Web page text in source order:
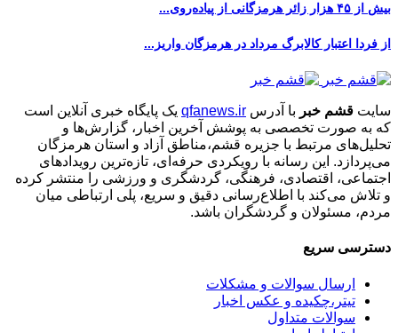
بیش از ۴۵ هزار زائر هرمزگانی از پیاده‌روی...
از فردا اعتبار کالابرگ مرداد در هرمزگان واریز...
سایت قشم خبر با آدرس qfanews.ir یک پایگاه خبری آنلاین است
که به صورت تخصصی به پوشش آخرین اخبار، گزارش‌ها و
تحلیل‌های مرتبط با جزیره قشم،مناطق آزاد و استان هرمزگان
می‌پردازد. این رسانه با رویکردی حرفه‌ای، تازه‌ترین رویدادهای
اجتماعی، اقتصادی، فرهنگی، گردشگری و ورزشی را منتشر کرده
و تلاش می‌کند با اطلاع‌رسانی دقیق و سریع، پلی ارتباطی میان
مردم، مسئولان و گردشگران باشد.
دسترسی سریع
ارسال سوالات و مشکلات
تیتر،چکیده و عکس اخبار
سوالات متداول